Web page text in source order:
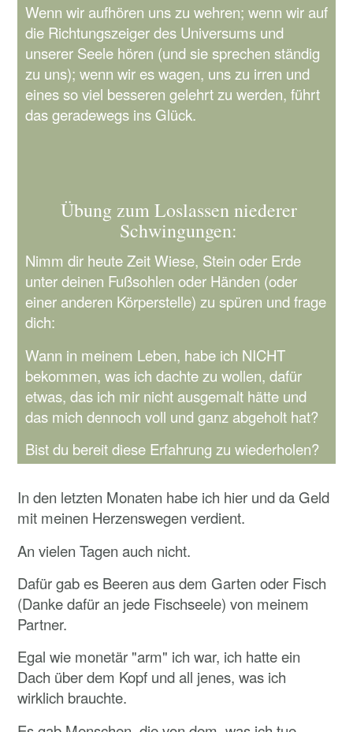
Wenn wir aufhören uns zu wehren; wenn wir auf
die Richtungszeiger des Universums und
unserer Seele hören (und sie sprechen ständig
zu uns); wenn wir es wagen, uns zu irren und
eines so viel besseren gelehrt zu werden, führt
das geradewegs ins Glück.
Übung zum Loslassen niederer
Schwingungen:
Nimm dir heute Zeit Wiese, Stein oder Erde
unter deinen Fußsohlen oder Händen (oder
einer anderen Körperstelle) zu spüren und frage
dich:
Wann in meinem Leben, habe ich NICHT
bekommen, was ich dachte zu wollen, dafür
etwas, das ich mir nicht ausgemalt hätte und
das mich dennoch voll und ganz abgeholt hat?
Bist du bereit diese Erfahrung zu wiederholen?
In den letzten Monaten habe ich hier und da Geld
mit meinen Herzenswegen verdient.
An vielen Tagen auch nicht.
Dafür gab es Beeren aus dem Garten oder Fisch
(Danke dafür an jede Fischseele) von meinem
Partner.
Egal wie monetär "arm" ich war, ich hatte ein
Dach über dem Kopf und all jenes, was ich
wirklich brauchte.